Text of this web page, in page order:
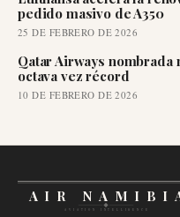
pedido masivo de A350
25 DE FEBRERO DE 2026
Qatar Airways
octava vez récord
10 DE FEBRERO DE 2026
AIR
AVIATION INTELLIGENCE